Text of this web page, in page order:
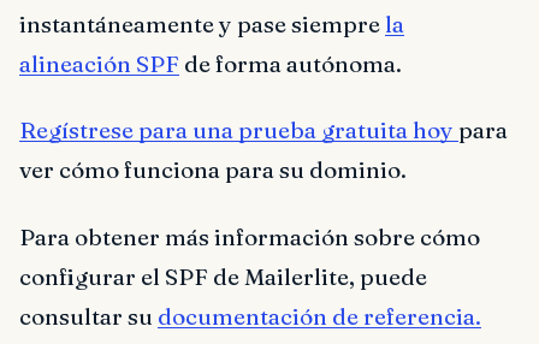
instantáneamente y pase siempre la
alineación SPF de forma autónoma.
Regístrese para una prueba gratuita hoy para
ver cómo funciona para su dominio.
Para obtener más información sobre cómo
configurar el SPF de Mailerlite, puede
consultar su documentación de referencia.